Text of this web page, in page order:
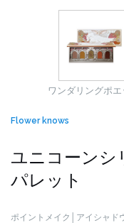
ワンダリングポエ
Flower knows
ユニコーン
パレット
ポイントメイク│アイシャド